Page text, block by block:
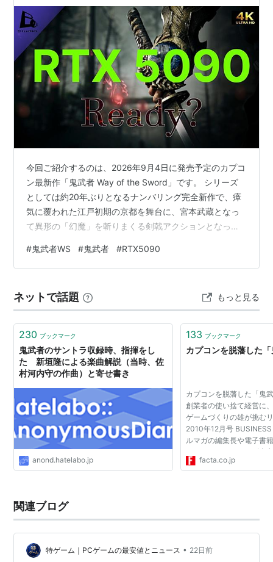
び、PlayStation 2初のミリオンセラーを記録した。
「鬼武者2」では柳生十兵衛のモデルに松田優作を起
用。「鬼武者3」では金城武に加え、ジャン・レノがモ
デルとなった。
シリーズ一覧
鬼武者 （2001年1月25日発売、プレイステーション
ASIN:B00005OULH
鬼武者 MEGA HITS! （2001年12月20日発売）
鬼武者 PlayStation2 the BEST （2005年3月10日
発売）ASIN:B0007MSMEM
幻魔 鬼武者 （2002年2月22日発売、Xbox）
ASIN:B00005V9G2
鬼武者2 （2002年3月7日発売、プレイステーション
鬼武者2 MEGA HITS! （2002年12月12日発売）
ASIN:B00007F7QX
鬼武者 Onimusha Tactics （2003年7月25日発売、
ゲームボーイアドバンス、シミュレーションRPG）
ASIN:B00006SMCL
鬼武者 無頼伝 （2003年11月27日発売、プレイステ
ーション2、対戦アクション）ASIN:B0000CGMJZ
鬼武者3 （2004年2月26日発売、プレイステーショ
ン2）ASIN:B00008VAFR
新 鬼武者 DAWN OF DREAMS （2006年1月26日、
プレイステーション2）ASIN:B0009MZ1VC
新 鬼武者 DAWN OF DREAMS PlayStation2 the
Best（2006年10月19日発売）
新 鬼武者 DAWN OF DREAMS PlayStation2 the
Best（2007年11月15日発売、再廉価版）
今回ご紹介するのは、2026年9月4日に発売予定のカプコ
ン最新作「鬼武者 Way of the Sword」です。 シリーズ
としては約20年ぶりとなるナンバリング完全新作で、瘴
気に覆われた江戸初期の京都を舞台に、宮本武蔵となっ
て異形の「幻魔」を斬りまくる剣戟アクションとなって
(CAPCOM) Amazon 楽天市場 Yahooショッピング 本記
事ではストーリーには触れず、PCでの「動作の快適さ
きます。 時間がない人向け レビュー冒頭まとめ 対象タ
イトル：鬼武者 Way of …
#鬼武者WS #鬼武者 #RTX5090
ネットで話題 もっと見る
230 ブックマーク
鬼武者のサントラ収録時、指揮をし
た 新垣隆による楽曲解説（当時、佐
村河内守の作曲）と寄せ書き
anond.hatelabo.jp
133 ブックマーク
カプコンを脱藩した
カプコンを脱藩した「鬼
創業者の使い捨て経営に
ゲームづくりの雄が挑む
2010年12月号
ルマガの編集長や電子書
はいい。でも、テレビ東
ショ番組「カンブリア宮
facta.co.jp
関連ブログ
特ゲーム｜PCゲームの最安値とニュース • 22日前